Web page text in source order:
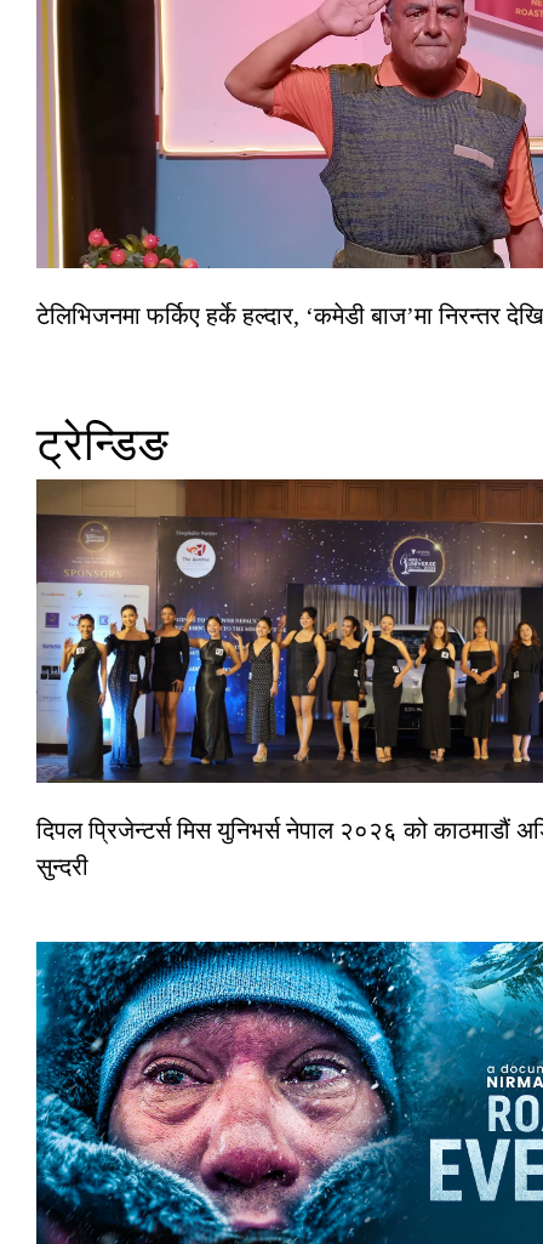
टेलिभिजनमा फर्किए हर्के हल्दार, ‘कमेडी बाज’मा निरन्तर
ट्रेन्डिङ
दिपल प्रिजेन्टर्स मिस युनिभर्स नेपाल २०२६ को काठमाडौं
सुन्दरी